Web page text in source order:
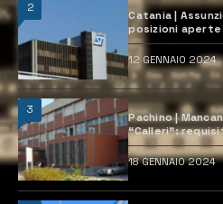
2
Catania |
posizioni aperte
12 GENNAIO 2024
3
Pachino |
“Calleri”:
18 GENNAIO 2024